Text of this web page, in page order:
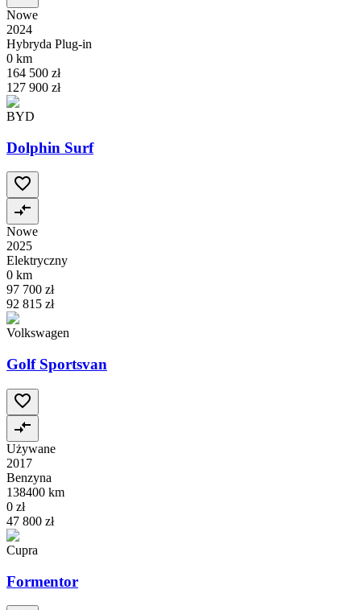
Nowe
2024
Hybryda Plug-in
0 km
164 500 zł
127 900 zł
BYD
Dolphin Surf
Nowe
2025
Elektryczny
0 km
97 700 zł
92 815 zł
Volkswagen
Golf Sportsvan
Używane
2017
Benzyna
138400 km
0 zł
47 800 zł
Cupra
Formentor